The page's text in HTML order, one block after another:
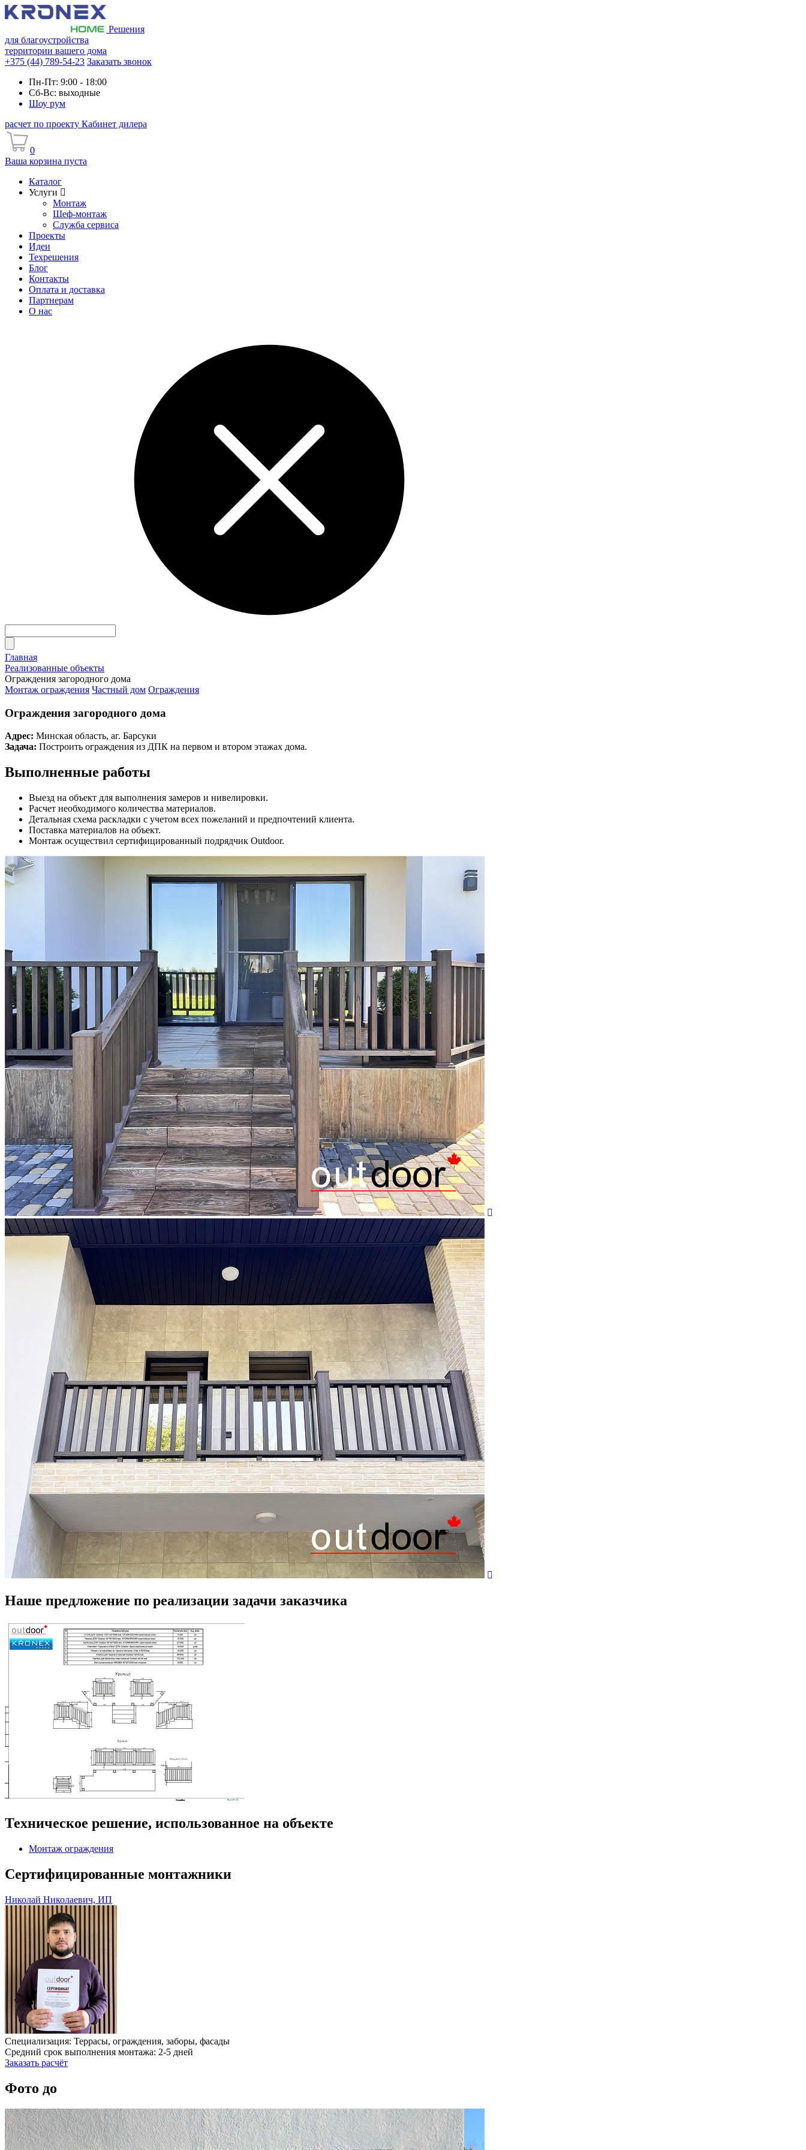
Решения
для благоустройства
территории вашего дома
+375 (44) 789-54-23 Заказать звонок
Пн-Пт: 9:00 - 18:00
Сб-Вс: выходные
Шоу рум
расчет по проекту Кабинет дилера
0
Ваша корзина пуста
Каталог
Услуги
Монтаж
Шеф-монтаж
Служба сервиса
Проекты
Идеи
Техрешения
Блог
Контакты
Оплата и доставка
Партнерам
О нас
Главная
Реализованные объекты
Ограждения загородного дома
Монтаж ограждения Частный дом Ограждения
Ограждения загородного дома
Адрес: Минская область, аг. Барсуки
Задача: Построить ограждения из ДПК на первом и втором этажах дома.
Выполненные работы
Выезд на объект для выполнения замеров и нивелировки.
Расчет необходимого количества материалов.
Детальная схема раскладки с учетом всех пожеланий и предпочтений клиента.
Поставка материалов на объект.
Монтаж осуществил сертифицированный подрядчик Outdoor.
Наше предложение по реализации задачи заказчика
Техническое решение, использованное на объекте
Монтаж ограждения
Сертифицированные монтажники
Николай Николаевич, ИП
Специализация: Террасы, ограждения, заборы, фасады
Средний срок выполнения монтажа: 2-5 дней
Заказать расчёт
Фото до